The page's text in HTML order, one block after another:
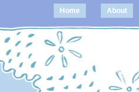
Home About